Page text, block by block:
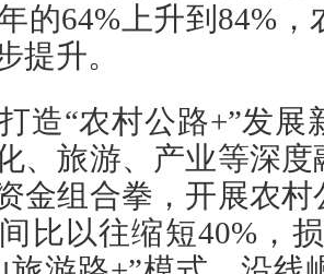
的64%上升到84%
提升。
造“农村公路+”发
、旅游、产业等深
金组合拳，开展农
比以往缩短40%，